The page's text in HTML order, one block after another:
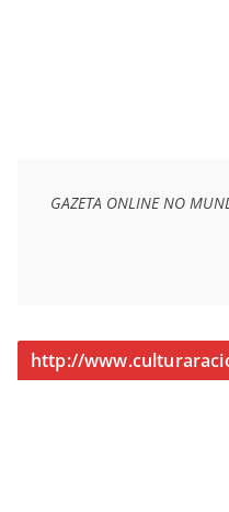
GAZETA ONLINE NO
http://